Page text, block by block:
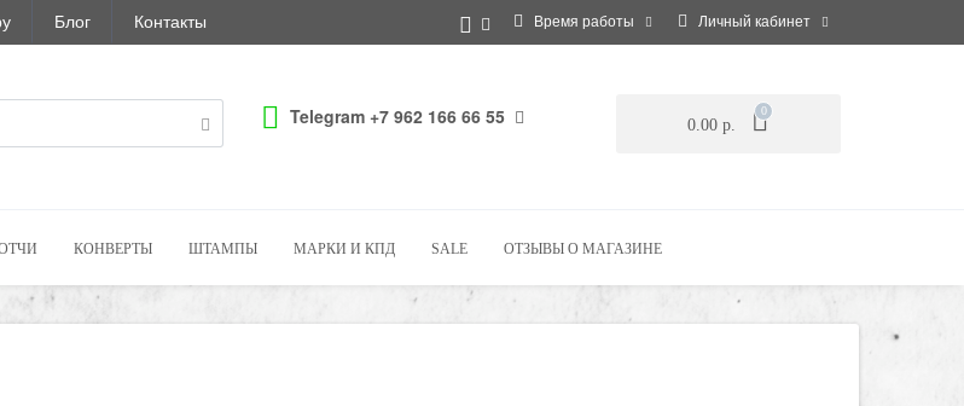
Блог Контакты Время работы Личный кабинет
Telegram +7 962 166 66 55 0.00 р.
0
КОНВЕРТЫ ШТАМПЫ МАРКИ И КПД SALE ОТЗЫВЫ О МАГАЗИНЕ